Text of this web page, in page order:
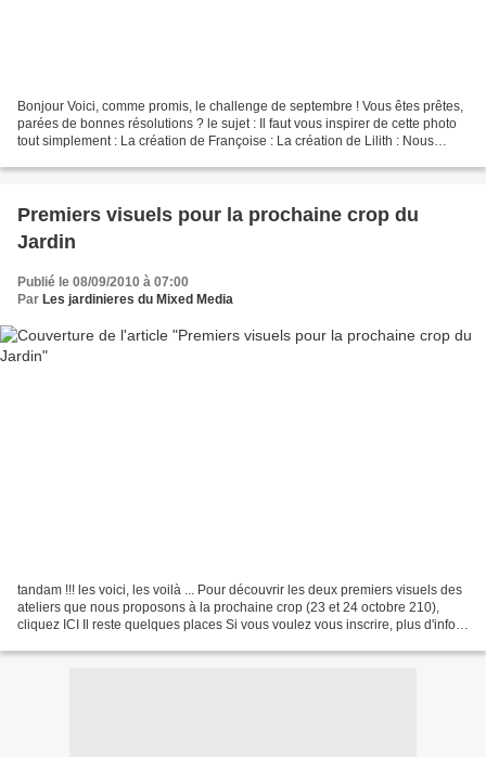
Bonjour Voici, comme promis, le challenge de septembre ! Vous êtes prêtes,
parées de bonnes résolutions ? le sujet : Il faut vous inspirer de cette photo
tout simplement : La création de Françoise : La création de Lilith : Nous
Premiers visuels pour la prochaine crop du
Jardin
Publié le 08/09/2010 à 07:00
Par Les jardinieres du Mixed Media
tandam !!! les voici, les voilà ... Pour découvrir les deux premiers visuels des
ateliers que nous proposons à la prochaine crop (23 et 24 octobre 210),
cliquez ICI Il reste quelques places Si vous voulez vous inscrire, plus d'infos